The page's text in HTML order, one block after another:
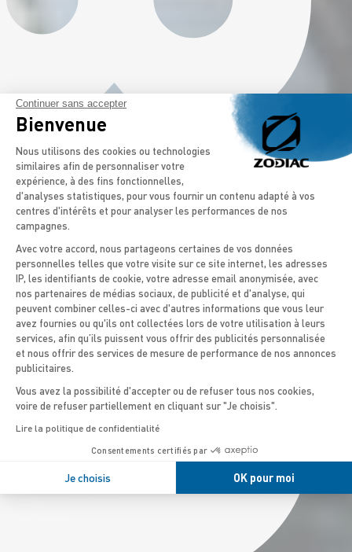
Continuer sans accepter
Bienvenue
Plateforme de Gestion du
Nous utilisons des cookies ou technologies
similaires afin de personnaliser votre
expérience, à des fins fonctionnelles,
d'analyses statistiques, pour vous fournir un contenu adapté à vos
centres d'intérêts et pour analyser les performances de nos
campagnes.
Avec votre accord, nous partageons certaines de vos données
personnelles telles que votre visite sur ce site internet, les adresses
IP, les identifiants de cookie, votre adresse email anonymisée, avec
nos partenaires de médias sociaux, de publicité et d'analyse, qui
peuvent combiner celles-ci avec d'autres informations que vous leur
avez fournies ou qu'ils ont collectées lors de votre utilisation à leurs
services, afin qu’ils puissent vous offrir des publicités personnalisée
et nous offrir des services de mesure de performance de nos annonces
publicitaires.
Vous avez la possibilité d'accepter ou de refuser tous nos cookies,
voire de refuser partiellement en cliquant sur "Je choisis".
Lire la politique de confidentialité
Consentements certifiés par
Je choisis OK pour moi
Axeptio consent